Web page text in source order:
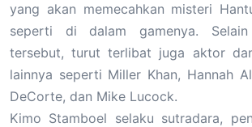
yang akan memecahkan misteri
seperti di dalam gamenya.
tersebut, turut terlibat juga aktor
lainnya seperti Miller Khan, Hannah
DeCorte, dan Mike Lucock.
Kimo Stamboel selaku sutradara,